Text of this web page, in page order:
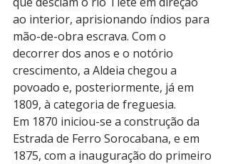
ao interior, aprisionando índios para
mão-de-obra escrava. Com o
decorrer dos anos e o notório
crescimento, a Aldeia chegou a
povoado e, posteriormente, já em
1809, à categoria de freguesia.
Em 1870 iniciou-se a construção da
Estrada de Ferro Sorocabana, e em
1875, com a inauguração do primeiro